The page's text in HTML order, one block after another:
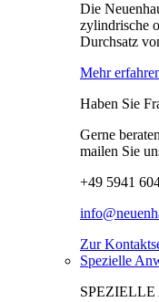
Die
zylindrische
Durchsatz
Mehr
Haben Sie
Gerne
mailen Sie
+49 5941
Zur
Spezielle